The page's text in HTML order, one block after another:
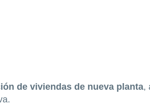
de viviendas de nueva planta,